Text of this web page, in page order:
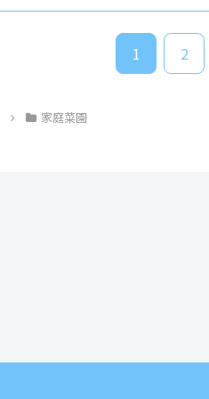
1 2
家庭菜園